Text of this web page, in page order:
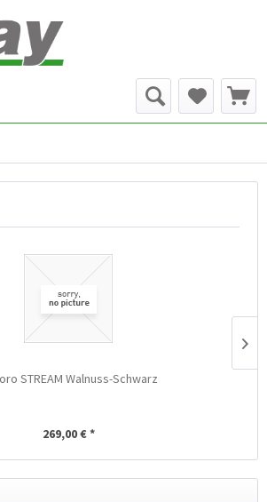
STREAM Walnuss-Schwarz
269,00 € *